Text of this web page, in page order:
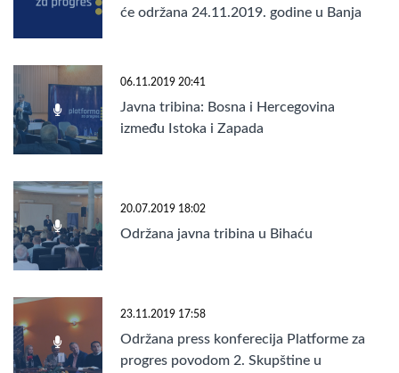
će održana 24.11.2019. godine u Banja
06.11.2019 20:41
Javna tribina: Bosna i Hercegovina
između Istoka i Zapada
20.07.2019 18:02
Održana javna tribina u Bihaću
23.11.2019 17:58
Održana press konferecija Platforme za
progres povodom 2. Skupštine u